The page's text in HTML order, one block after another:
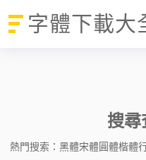
字體下載大
搜尋
熱門搜索： 黑體宋體圓體楷體